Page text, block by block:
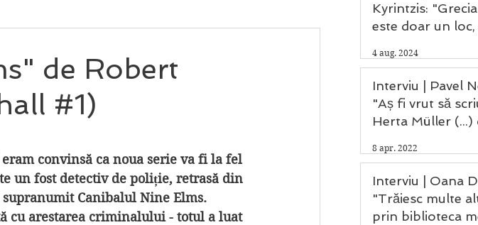
de Robert
#1)
eram convinsă ca noua serie va fi la fel
un fost detectiv de poliție, retrasă din
Canibalul Nine Elms.
cu arestarea criminalului - totul a luat
Kyrintzis: "Grecia nu
este doar un
omenirii și
civilizației."
4 aug. 2024
Interviu | Pavel
"Aș fi vrut să
Herta Müller (...)
8 apr. 2022
Interviu | Oana
"Trăiesc multe
prin biblioteca